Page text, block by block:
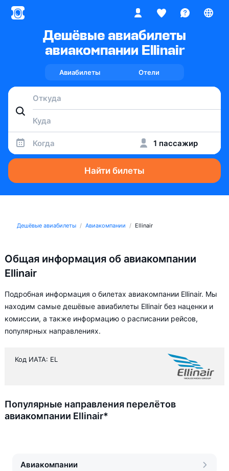
Дешёвые авиабилеты
авиакомпании Ellinair
Авиабилеты Отели
Когда 1 пассажир
Найти билеты
Дешёвые авиабилеты Авиакомпании Ellinair
Общая информация об авиакомпании
Ellinair
Подробная информация о билетах авиакомпании Ellinair. Мы
находим самые дешёвые авиабилеты Ellinair без наценки и
комиссии, а также информацию о расписании рейсов,
популярных направлениях.
Код ИАТА: EL
Популярные направления перелётов
авиакомпании Ellinair*
Авиакомпании